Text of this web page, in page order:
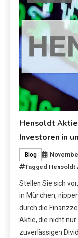
Hensoldt Aktie
Investoren in
Blog
Tagged Hensoldt
Stellen Sie sich
in München,
durch die
Aktie, die nicht
zuverlässigen